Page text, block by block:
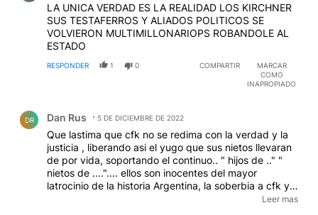
LA UNICA VERDAD ES LA REALIDAD LOS KIRCHNER
SUS TESTAFERROS Y ALIADOS POLITICOS SE
VOLVIERON MULTIMILLONARIOPS ROBANDOLE AL
ESTADO
RESPONDER 1 0 COMPARTIR
MARCAR
COMO
INAPROPIADO
DR Dan Rus 5 DE DICIEMBRE DE 2022
Que lastima que cfk no se redima con la verdad y la
justicia , liberando asi el yugo que sus nietos llevaran
de por vida, soportando el continuo.. " hijos de .." "
nietos de ....".... ellos son inocentes del mayor
latrocinio de la historia Argentina, la soberbia a cfk y
Leer mas